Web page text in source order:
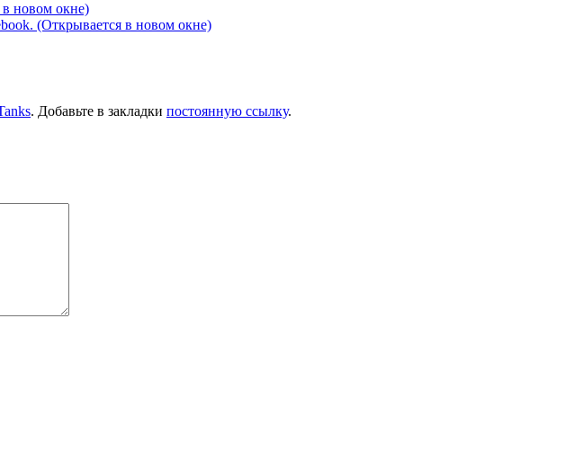
новом окне)
(Открывается в новом окне)
. Добавьте в закладки постоянную ссылку.